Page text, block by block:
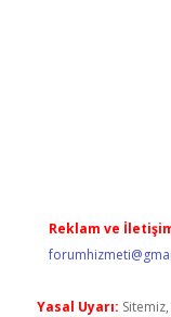
Reklam ve
Yasal Uyarı: